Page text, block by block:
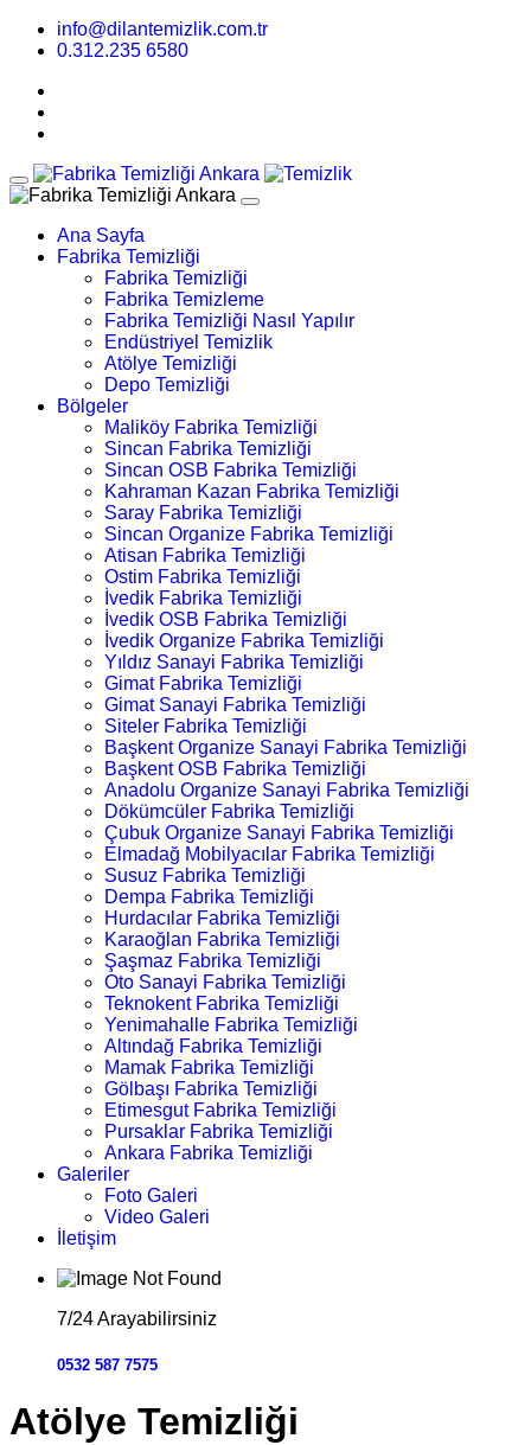
info@dilantemizlik.com.tr
0.312.235 6580
Ana Sayfa
Fabrika Temizliği
Fabrika Temizliği
Fabrika Temizleme
Fabrika Temizliği Nasıl Yapılır
Endüstriyel Temizlik
Atölye Temizliği
Depo Temizliği
Bölgeler
Maliköy Fabrika Temizliği
Sincan Fabrika Temizliği
Sincan OSB Fabrika Temizliği
Kahraman Kazan Fabrika Temizliği
Saray Fabrika Temizliği
Sincan Organize Fabrika Temizliği
Atisan Fabrika Temizliği
Ostim Fabrika Temizliği
İvedik Fabrika Temizliği
İvedik OSB Fabrika Temizliği
İvedik Organize Fabrika Temizliği
Yıldız Sanayi Fabrika Temizliği
Gimat Fabrika Temizliği
Gimat Sanayi Fabrika Temizliği
Siteler Fabrika Temizliği
Başkent Organize Sanayi Fabrika Temizliği
Başkent OSB Fabrika Temizliği
Anadolu Organize Sanayi Fabrika Temizliği
Dökümcüler Fabrika Temizliği
Çubuk Organize Sanayi Fabrika Temizliği
Elmadağ Mobilyacılar Fabrika Temizliği
Susuz Fabrika Temizliği
Dempa Fabrika Temizliği
Hurdacılar Fabrika Temizliği
Karaoğlan Fabrika Temizliği
Şaşmaz Fabrika Temizliği
Oto Sanayi Fabrika Temizliği
Teknokent Fabrika Temizliği
Yenimahalle Fabrika Temizliği
Altındağ Fabrika Temizliği
Mamak Fabrika Temizliği
Gölbaşı Fabrika Temizliği
Etimesgut Fabrika Temizliği
Pursaklar Fabrika Temizliği
Ankara Fabrika Temizliği
Galeriler
Foto Galeri
Video Galeri
İletişim
7/24 Arayabilirsiniz
0532 587 7575
Atölye Temizliği